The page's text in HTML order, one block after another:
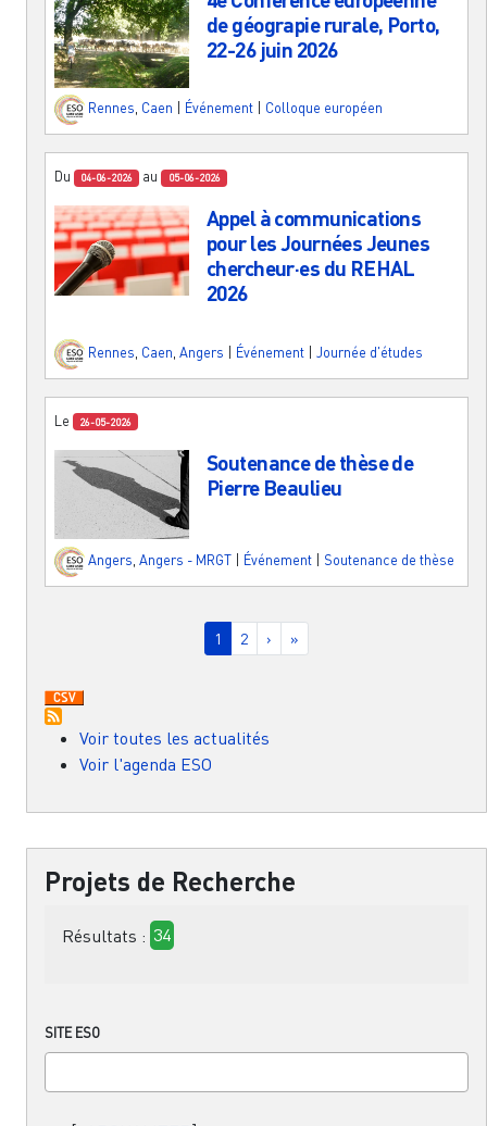
de géograpie rurale, Porto,
22-26 juin 2026
Rennes, Caen Événement Colloque européen
Du 04-06-2026 au 05-06-2026
Appel à communications
pour les Journées Jeunes
chercheur·es du REHAL
2026
Rennes Caen Angers Événement Journée d'études
Le 26-05-2026
Soutenance de thèse de
Pierre Beaulieu
Angers Angers - MRGT Événement Soutenance de thèse
Page courante
1 Page
2 Page suivante
› Dernière page
»
Voir toutes les actualités
Voir l'agenda ESO
Projets de Recherche
Résultats : 34
SITE ESO